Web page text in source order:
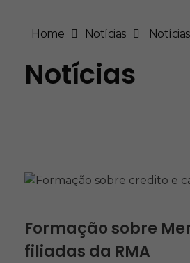
Home Notícias Notícias
Notícias
Formação sobre
filiadas da RMA